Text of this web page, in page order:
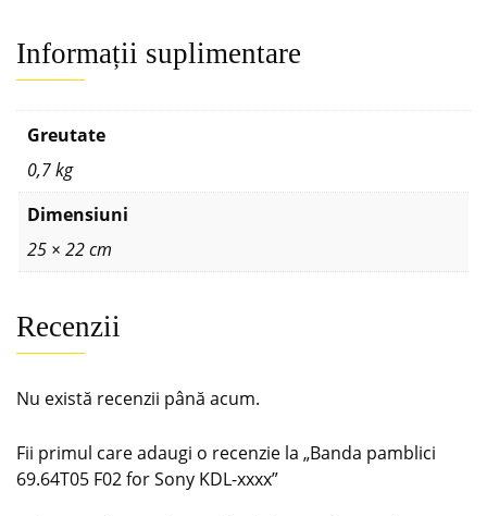
Informații suplimentare
Greutate
0,7 kg
Dimensiuni
25 × 22 cm
Recenzii
Nu există recenzii până acum.
Fii primul care adaugi o recenzie la „Banda pamblici
69.64T05 F02 for Sony KDL-xxxx”